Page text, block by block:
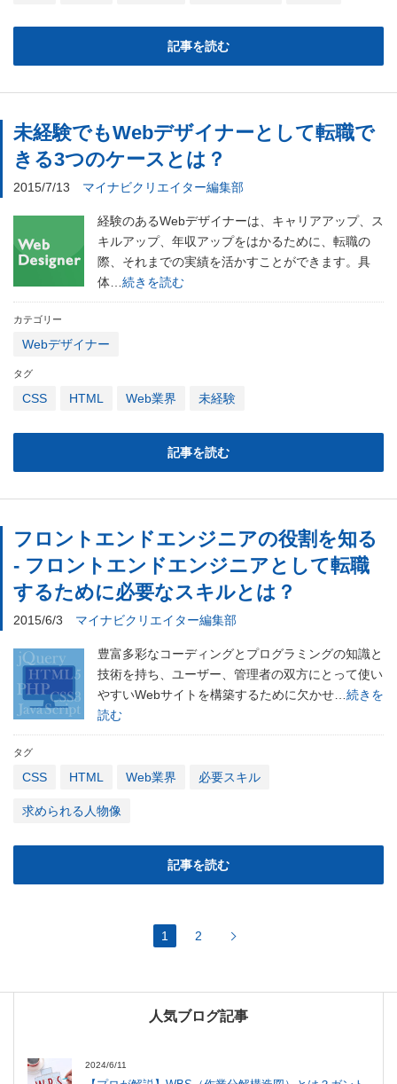
記事を読む
未経験でもWebデザイナーとして転職で
きる3つのケースとは？
2015/7/13 マイナビクリエイター編集部
経験のあるWebデザイナーは、キャリアアップ、ス
キルアップ、年収アップをはかるために、転職の
際、それまでの実績を活かすことができます。具
体… 続きを読む
カテゴリー
Webデザイナー
タグ
CSS HTML Web業界 未経験
記事を読む
フロントエンドエンジニアの役割を知る
- フロントエンドエンジニアとして転職
するために必要なスキルとは？
2015/6/3 マイナビクリエイター編集部
豊富多彩なコーディングとプログラミングの知識と
技術を持ち、ユーザー、管理者の双方にとって使い
やすいWebサイトを構築するために欠かせ… 続きを
読む
タグ
CSS HTML Web業界 必要スキル
求められる人物像
記事を読む
1 2
人気ブログ記事
2024/6/11